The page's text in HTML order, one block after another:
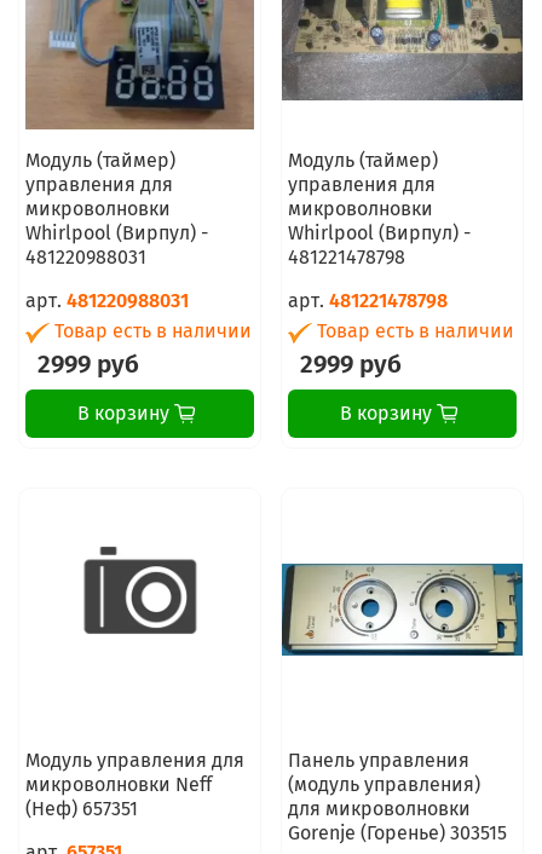
Модуль (таймер)
управления для
микроволновки
Whirlpool (Вирпул) -
481220988031
арт. 481220988031
Товар есть в наличии
2999 руб
В корзину
Модуль (таймер)
управления для
микроволновки
Whirlpool (Вирпул) -
481221478798
арт. 481221478798
Товар есть в наличии
2999 руб
В корзину
Модуль управления для
микроволновки Neff
(Неф) 657351
Панель управления
(модуль управления)
для микроволновки
Gorenje (Горенье) 303515